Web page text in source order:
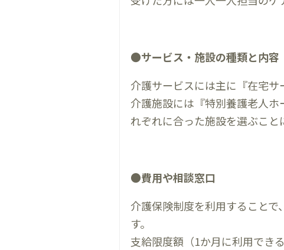
●サービス・施設の種類と内容
介護サービスには主に『在宅サ
介護施設には『特別養護老人
れぞれに合った施設を選ぶこと
●費用や相談窓口
介護保険制度を利用すること
す。
支給限度額（1か月に利用でき